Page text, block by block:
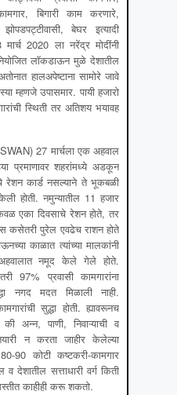
बिगारी काम करणारे,
झोपडपट्टीवासी, बेघर इत्यादी
2020 ला नरेंद्र मोदींनी
लॉकडाऊन मुळे देशातील
हालअपेष्टाना सामोरे जावे
म्हणजे उपासमार. पायी हजारो
स्थिती तर अतिशय भयावह
27 मार्चला एक अहवाल
प्रमाणावर शहरांमध्ये अडकून
रेशन कार्ड नसल्याने ते भूकबळी
होती. नमुन्यातील 11 हजार
एका दिवसाचे रेशन होते, तर
पुरेल एवढेच राशन होते
काळात त्यांच्या मालकांनी
नमूद केले गेले होते.
97% प्रवासी कामगारांना
नगद मदत मिळाली नाही.
सुद्धा होती. ह्यावरूनच
अन्न, पाणी, निवाऱ्याची व
न करता जाहीर केलेल्या
90 कोटी कष्टकरी-कामगार
देशातील सत्ताधारी वर्ग किती
काहीही करू शकतो.